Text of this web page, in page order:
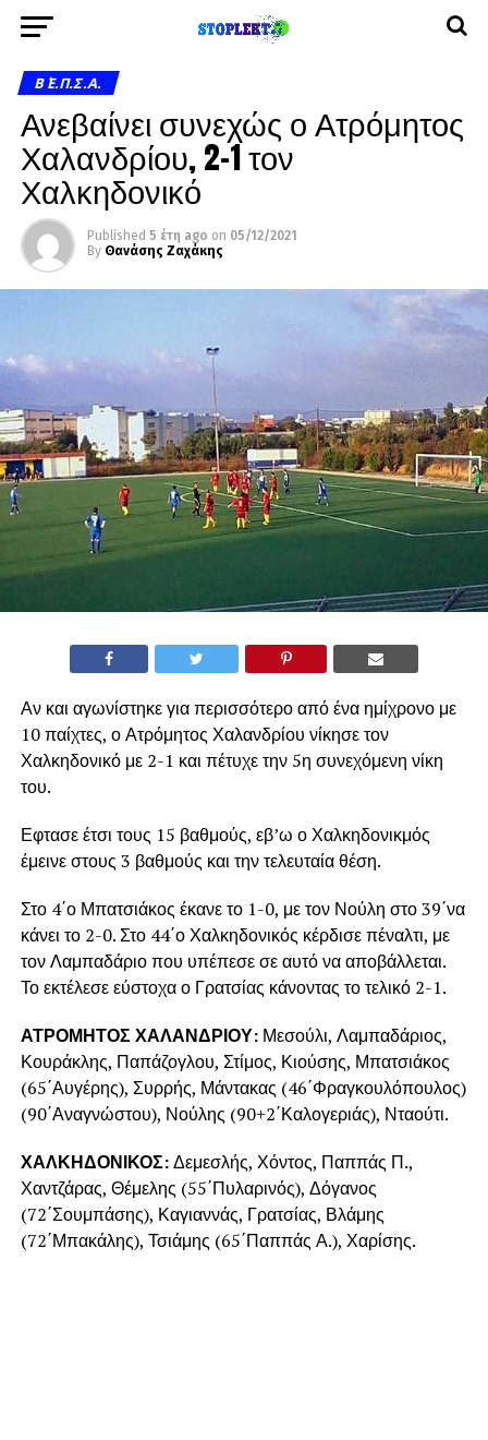
Β΄ Ε.Π.Σ.Α.
Ανεβαίνει συνεχώς ο Ατρόμητος
Χαλανδρίου, 2-1 τον
Χαλκηδονικό
Published 5 έτη ago on 05/12/2021
By Θανάσης Ζαχάκης
Αν και αγωνίστηκε για περισσότερο από ένα ημίχρονο με
10 παίχτες, ο Ατρόμητος Χαλανδρίου νίκησε τον
Χαλκηδονικό με 2-1 και πέτυχε την 5η συνεχόμενη νίκη
του.
Εφτασε έτσι τους 15 βαθμούς, εβ’ω ο Χαλκηδονικμός
έμεινε στους 3 βαθμούς και την τελευταία θέση.
Στο 4΄ο Μπατσιάκος έκανε το 1-0, με τον Νούλη στο 39΄να
κάνει το 2-0. Στο 44΄ο Χαλκηδονικός κέρδισε πέναλτι, με
τον Λαμπαδάριο που υπέπεσε σε αυτό να αποβάλλεται.
Το εκτέλεσε εύστοχα ο Γρατσίας κάνοντας το τελικό 2-1.
ΑΤΡΟΜΗΤΟΣ ΧΑΛΑΝΔΡΙΟΥ: Μεσούλι, Λαμπαδάριος,
Κουράκλης, Παπάζογλου, Στίμος, Κιούσης, Μπατσιάκος
(65΄Αυγέρης), Συρρής, Μάντακας (46΄Φραγκουλόπουλος)
(90΄Αναγνώστου), Νούλης (90+2΄Καλογεριάς), Νταούτι.
ΧΑΛΚΗΔΟΝΙΚΟΣ:Δεμεσλής, Χόντος, Παππάς Π.,
Χαντζάρας, Θέμελης (55΄Πυλαρινός), Δόγανος
(72΄Σουμπάσης), Καγιαννάς, Γρατσίας, Βλάμης
(72΄Μπακάλης), Τσιάμης (65΄Παππάς Α.), Χαρίσης.